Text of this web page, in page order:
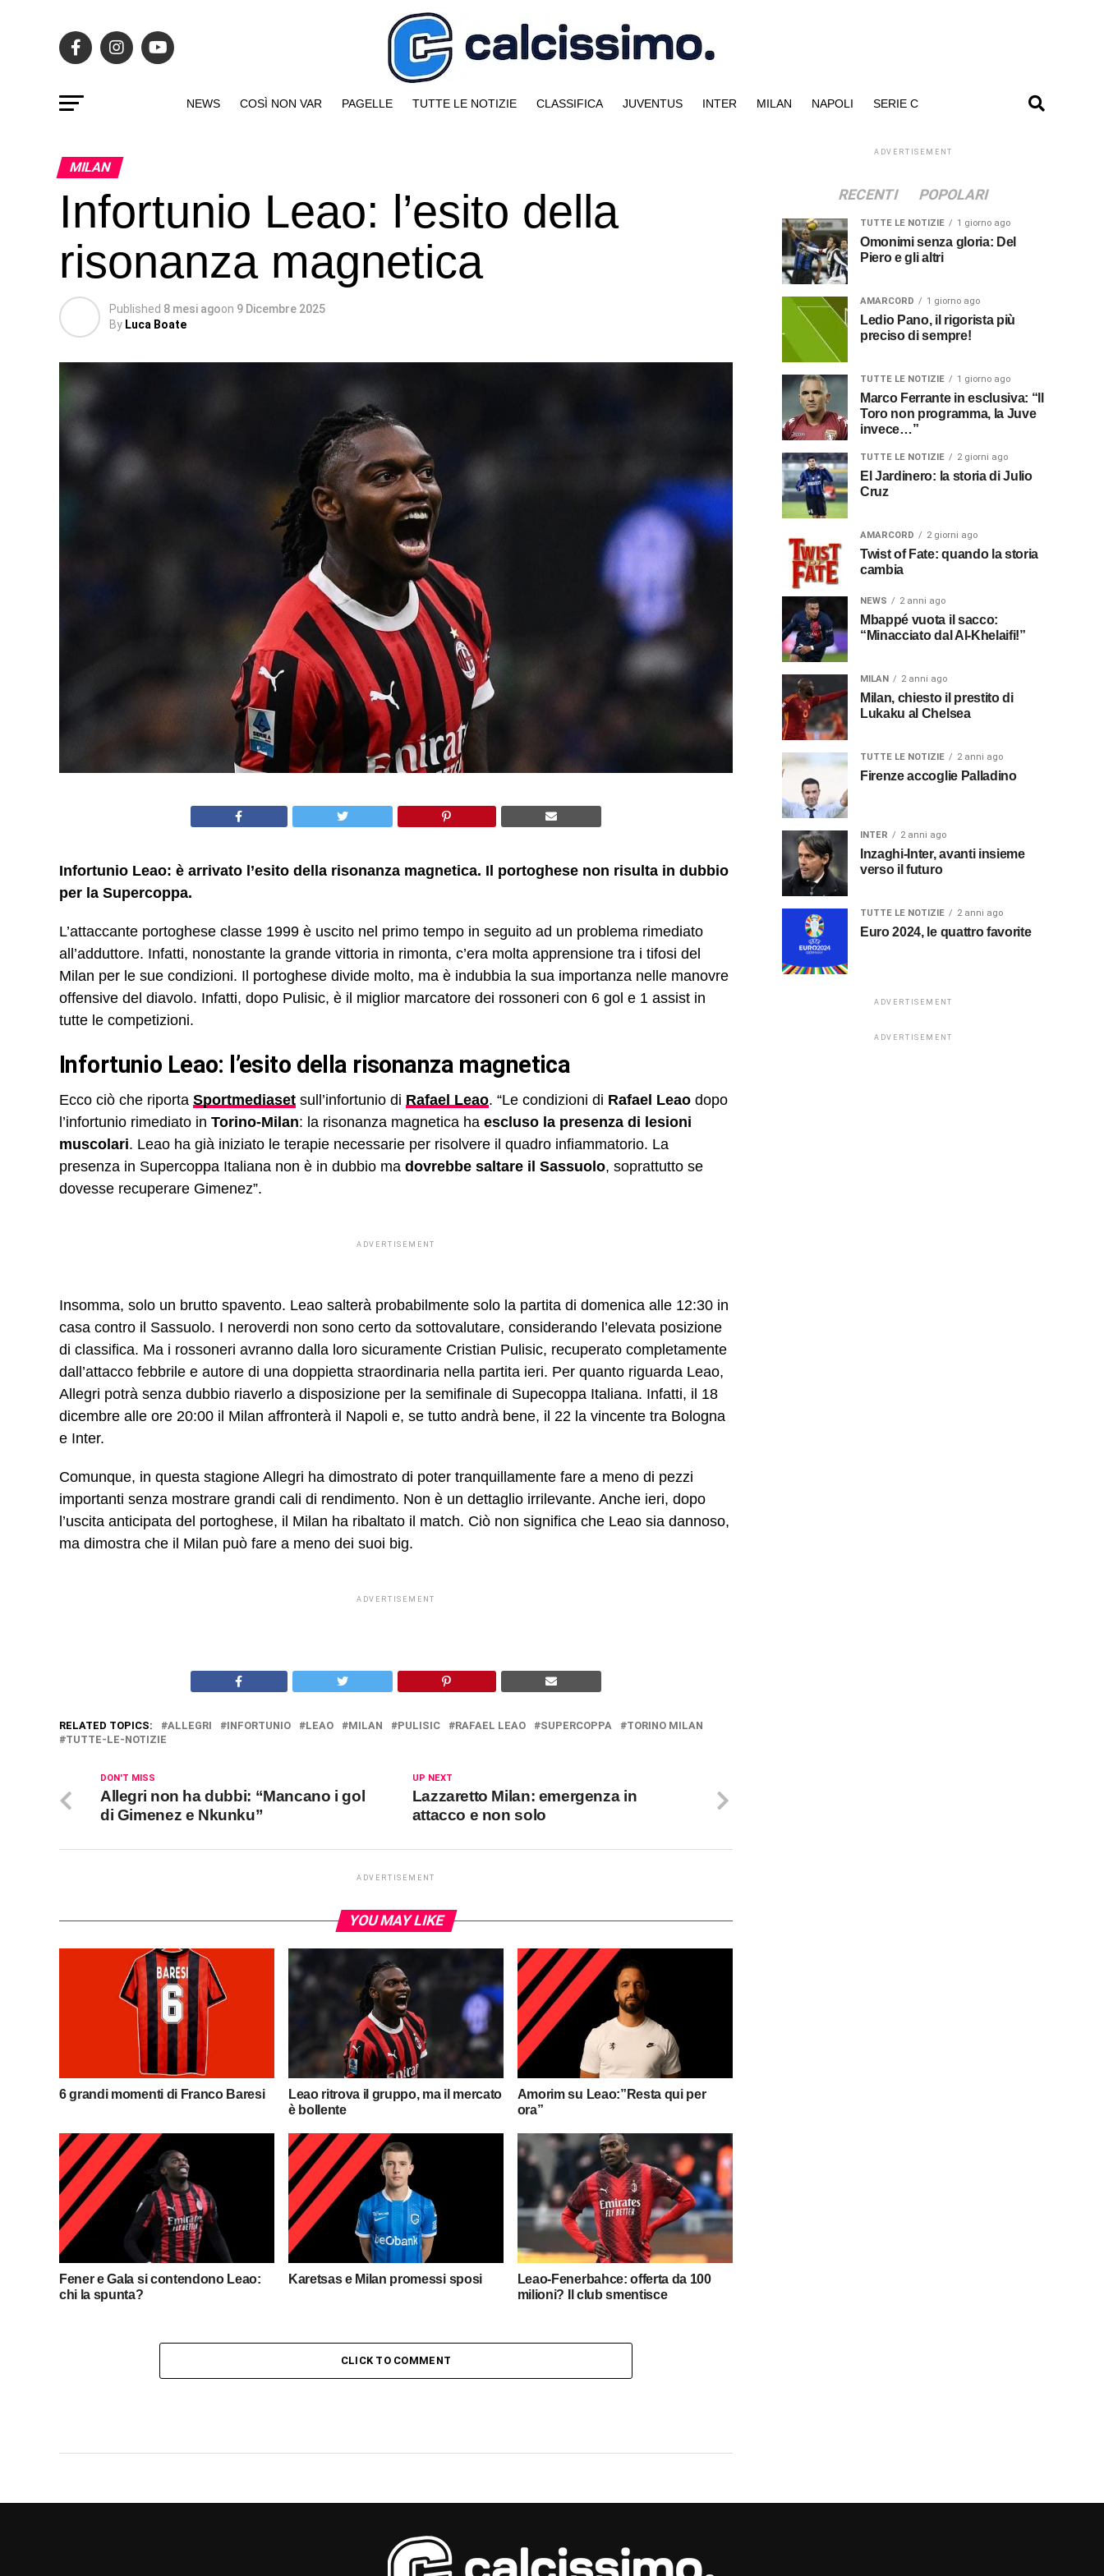
NEWS COSÌ NON VAR PAGELLE TUTTE LE NOTIZIE CLASSIFICA JUVENTUS INTER MILAN NAPOLI SERIE C
MILAN
Infortunio Leao: l’esito della
risonanza magnetica
Published 8 mesi agoon 9 Dicembre 2025
By Luca Boate
Infortunio Leao: è arrivato l’esito della risonanza magnetica. Il portoghese non risulta in dubbio
per la Supercoppa.
L’attaccante portoghese classe 1999 è uscito nel primo tempo in seguito ad un problema rimediato
all’adduttore. Infatti, nonostante la grande vittoria in rimonta, c’era molta apprensione tra i tifosi del
Milan per le sue condizioni. Il portoghese divide molto, ma è indubbia la sua importanza nelle manovre
offensive del diavolo. Infatti, dopo Pulisic, è il miglior marcatore dei rossoneri con 6 gol e 1 assist in
tutte le competizioni.
Infortunio Leao: l’esito della risonanza magnetica
Ecco ciò che riporta Sportmediaset sull’infortunio di Rafael Leao. “Le condizioni di Rafael Leao dopo
l’infortunio rimediato in Torino-Milan: la risonanza magnetica ha escluso la presenza di lesioni
muscolari. Leao ha già iniziato le terapie necessarie per risolvere il quadro infiammatorio. La
presenza in Supercoppa Italiana non è in dubbio ma dovrebbe saltare il Sassuolo, soprattutto se
dovesse recuperare Gimenez”.
ADVERTISEMENT
Insomma, solo un brutto spavento. Leao salterà probabilmente solo la partita di domenica alle 12:30 in
casa contro il Sassuolo. I neroverdi non sono certo da sottovalutare, considerando l’elevata posizione
di classifica. Ma i rossoneri avranno dalla loro sicuramente Cristian Pulisic, recuperato completamente
dall’attacco febbrile e autore di una doppietta straordinaria nella partita ieri. Per quanto riguarda Leao,
Allegri potrà senza dubbio riaverlo a disposizione per la semifinale di Supecoppa Italiana. Infatti, il 18
dicembre alle ore 20:00 il Milan affronterà il Napoli e, se tutto andrà bene, il 22 la vincente tra Bologna
e Inter.
Comunque, in questa stagione Allegri ha dimostrato di poter tranquillamente fare a meno di pezzi
importanti senza mostrare grandi cali di rendimento. Non è un dettaglio irrilevante. Anche ieri, dopo
l’uscita anticipata del portoghese, il Milan ha ribaltato il match. Ciò non significa che Leao sia dannoso,
ma dimostra che il Milan può fare a meno dei suoi big.
ADVERTISEMENT
RELATED TOPICS: ALLEGRI INFORTUNIO LEAO MILAN PULISIC RAFAEL LEAO SUPERCOPPA
TORINO MILAN
TUTTE-LE-NOTIZIE
UP NEXT
Lazzaretto Milan: emergenza in
attacco e non solo
DON'T MISS
Allegri non ha dubbi: “Mancano i gol
di Gimenez e Nkunku”
ADVERTISEMENT
YOU MAY LIKE
6 grandi momenti di Franco Baresi
Leao ritrova il gruppo, ma il mercato
è bollente
Amorim su Leao:”Resta qui per
ora”
Fener e Gala si contendono Leao:
chi la spunta?
Karetsas e Milan promessi sposi
Leao-Fenerbahce: offerta da 100
milioni? Il club smentisce
CLICK TO COMMENT
ADVERTISEMENT
RECENTI POPOLARI
TUTTE LE NOTIZIE 1 giorno ago
Omonimi senza gloria: Del
Piero e gli altri
AMARCORD 1 giorno ago
Ledio Pano, il rigorista più
preciso di sempre!
TUTTE LE NOTIZIE 1 giorno ago
Marco Ferrante in esclusiva: “Il
Toro non programma, la Juve
invece…”
TUTTE LE NOTIZIE 2 giorni ago
El Jardinero: la storia di Julio
Cruz
AMARCORD 2 giorni ago
Twist of Fate: quando la storia
cambia
NEWS 2 anni ago
Mbappé vuota il sacco:
“Minacciato dal Al-Khelaifi!”
MILAN 2 anni ago
Milan, chiesto il prestito di
Lukaku al Chelsea
TUTTE LE NOTIZIE 2 anni ago
Firenze accoglie Palladino
INTER 2 anni ago
Inzaghi-Inter, avanti insieme
verso il futuro
TUTTE LE NOTIZIE 2 anni ago
Euro 2024, le quattro favorite
ADVERTISEMENT
ADVERTISEMENT